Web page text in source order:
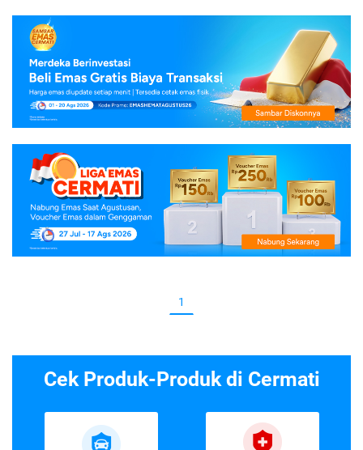
1
Cek Produk-Produk di Cermati